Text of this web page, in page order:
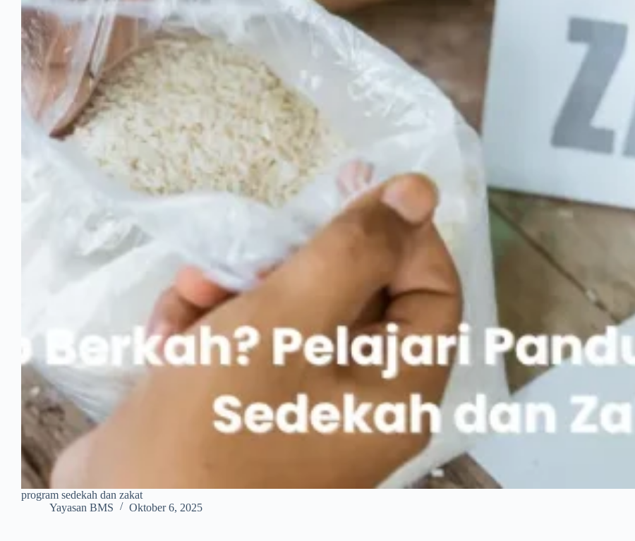
program sedekah dan zakat
Yayasan BMS
Oktober 6, 2025